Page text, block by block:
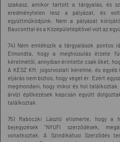
szakasz, amikor tartott a tárgyalás, és
eredménytelen lesz a pályázat, és
együttműködjünk. Nem a pályázat
Bauconttal és a Középületépítővel volt az
74) Nem emlékszik a tárgyalások pontos
Elmondta, hogy a meghiúsulás érzete
kérelmétől, annyiban érintette csak őket,
A KÉSZ Kft. jogorvoslati kérelme, és
eljárás nem biztos, hogy véget ér. Ezért
megmondani, hogy mikor és hol
árvízi építkezések kapcsán együtt
találkoztak.
75) Rabóczki László elismerte, hogy a
bejegyzések "NYUFI szerződések,
vonatkoztak. A Szindikátusi Szerződés